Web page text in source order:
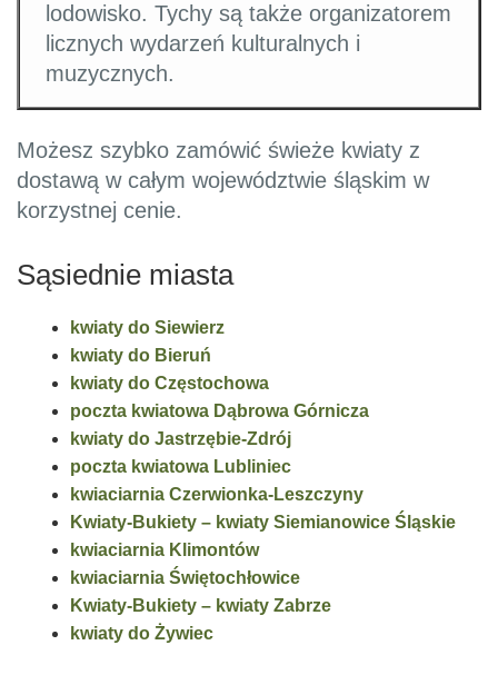
lodowisko. Tychy są także organizatorem
licznych wydarzeń kulturalnych i
muzycznych.
Możesz szybko zamówić świeże kwiaty z
dostawą w całym województwie śląskim w
korzystnej cenie.
Sąsiednie miasta
kwiaty do Siewierz
kwiaty do Bieruń
kwiaty do Częstochowa
poczta kwiatowa Dąbrowa Górnicza
kwiaty do Jastrzębie-Zdrój
poczta kwiatowa Lubliniec
kwiaciarnia Czerwionka-Leszczyny
Kwiaty-Bukiety – kwiaty Siemianowice Śląskie
kwiaciarnia Klimontów
kwiaciarnia Świętochłowice
Kwiaty-Bukiety – kwiaty Zabrze
kwiaty do Żywiec